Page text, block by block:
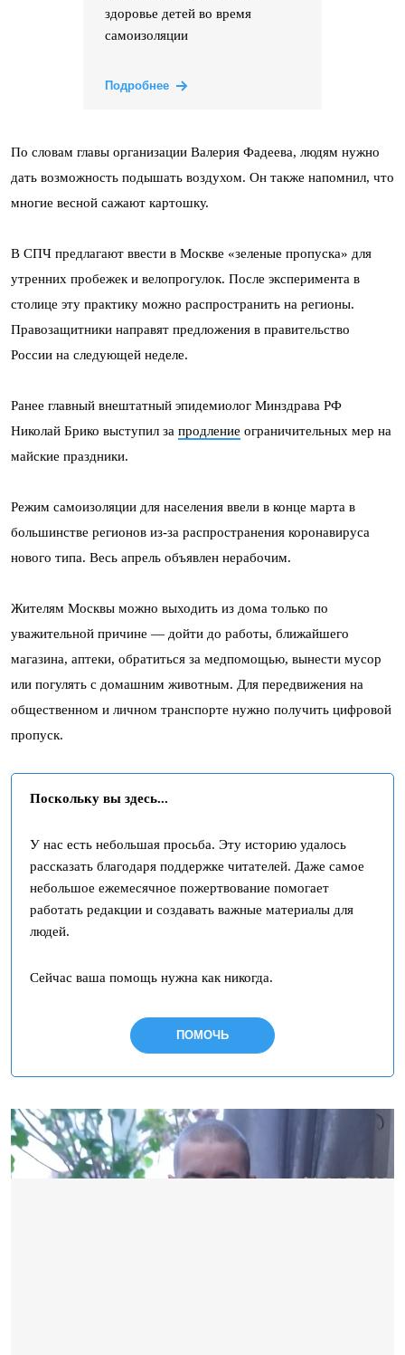
здоровье детей во время
самоизоляции
Подробнее
По словам главы организации Валерия Фадеева, людям нужно
дать возможность подышать воздухом. Он также напомнил, что
многие весной сажают картошку.
В СПЧ предлагают ввести в Москве «зеленые пропуска» для
утренних пробежек и велопрогулок. После эксперимента в
столице эту практику можно распространить на регионы.
Правозащитники направят предложения в правительство
России на следующей неделе.
Ранее главный внештатный эпидемиолог Минздрава РФ
Николай Брико выступил за продление ограничительных мер на
майские праздники.
Режим самоизоляции для населения ввели в конце марта в
большинстве регионов из-за распространения коронавируса
нового типа. Весь апрель объявлен нерабочим.
Жителям Москвы можно выходить из дома только по
уважительной причине — дойти до работы, ближайшего
магазина, аптеки, обратиться за медпомощью, вынести мусор
или погулять с домашним животным. Для передвижения на
общественном и личном транспорте нужно получить цифровой
пропуск.
Поскольку вы здесь...
У нас есть небольшая просьба. Эту историю удалось
рассказать благодаря поддержке читателей. Даже самое
небольшое ежемесячное пожертвование помогает
работать редакции и создавать важные материалы для
людей.
Сейчас ваша помощь нужна как никогда.
ПОМОЧЬ